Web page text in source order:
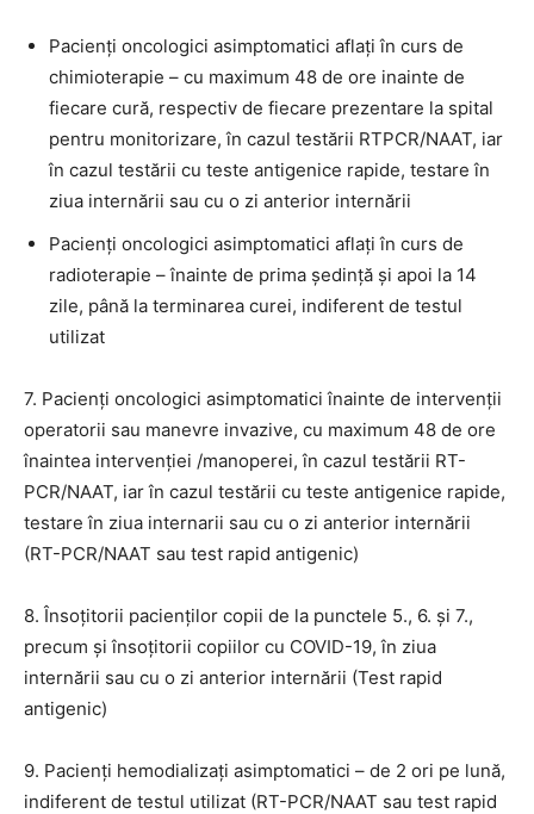
Pacienți oncologici asimptomatici aflați în curs de
chimioterapie – cu maximum 48 de ore inainte de
fiecare cură, respectiv de fiecare prezentare la spital
pentru monitorizare, în cazul testării RTPCR/NAAT, iar
în cazul testării cu teste antigenice rapide, testare în
ziua internării sau cu o zi anterior internării
Pacienți oncologici asimptomatici aflați în curs de
radioterapie – înainte de prima ședință și apoi la 14
zile, până la terminarea curei, indiferent de testul
utilizat
7. Pacienți oncologici asimptomatici înainte de intervenții
operatorii sau manevre invazive, cu maximum 48 de ore
înaintea intervenției /manoperei, în cazul testării RT-
PCR/NAAT, iar în cazul testării cu teste antigenice rapide,
testare în ziua internarii sau cu o zi anterior internării
(RT-PCR/NAAT sau test rapid antigenic)
8. Însoțitorii pacienților copii de la punctele 5., 6. și 7.,
precum și însoțitorii copiilor cu COVID-19, în ziua
internării sau cu o zi anterior internării (Test rapid
antigenic)
9. Pacienți hemodializaţi asimptomatici – de 2 ori pe lună,
indiferent de testul utilizat (RT-PCR/NAAT sau test rapid